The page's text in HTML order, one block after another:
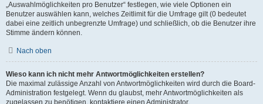
„Auswahlmöglichkeiten pro Benutzer“ festlegen, wie viele Optionen ein
Benutzer auswählen kann, welches Zeitlimit für die Umfrage gilt (0 bedeutet
dabei eine zeitlich unbegrenzte Umfrage) und schließlich, ob die Benutzer ihre
Stimme ändern können.
Nach oben
Wieso kann ich nicht mehr Antwortmöglichkeiten erstellen?
Die maximal zulässige Anzahl von Antwortmöglichkeiten wird durch die Board-
Administration festgelegt. Wenn du glaubst, mehr Antwortmöglichkeiten als
zugelassen zu benötigen, kontaktiere einen Administrator.